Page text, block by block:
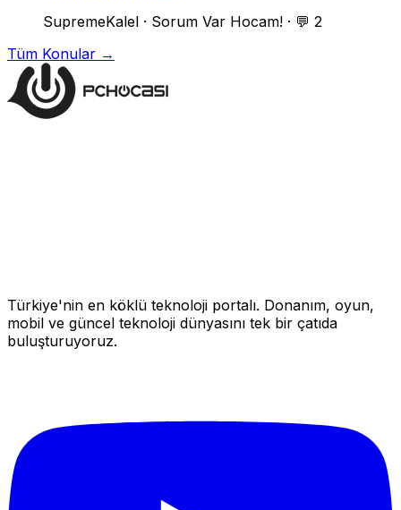
SupremeKalel · Sorum Var Hocam! · 💬 2
Tüm Konular →
Türkiye'nin en köklü teknoloji portalı. Donanım, oyun,
mobil ve güncel teknoloji dünyasını tek bir çatıda
buluşturuyoruz.